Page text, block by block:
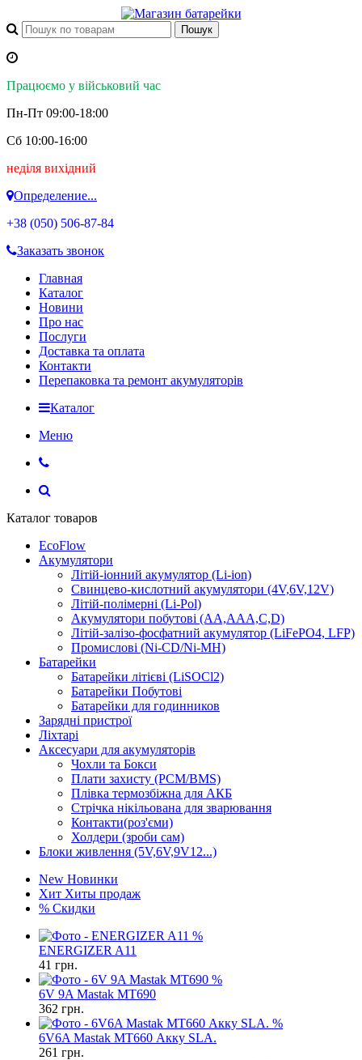
Працюємо у військовий час
Пн-Пт 09:00-18:00
Сб 10:00-16:00
неділя вихідний
Определение...
+38 (050) 506-87-84
Заказать звонок
Главная
Каталог
Новини
Про нас
Послуги
Доставка та оплата
Контакти
Перепаковка та ремонт акумуляторів
Каталог
Меню
Каталог товаров
EcoFlow
Акумулятори
Літій-іонний акумулятор (Li-ion)
Свинцево-кислотний акумулятори (4V,6V,12V)
Літій-полімерні (Li-Pol)
Акумулятори побутові (AA,AAA,C,D)
Літій-залізо-фосфатний акумулятор (LiFePO4, LFP)
Промислові (Ni-CD/Ni-MH)
Батарейки
Батарейки літієві (LiSOCl2)
Батарейки Побутові
Батарейки для годинников
Зарядні пристрої
Ліхтарі
Аксесуари для акумуляторів
Чохли та Бокси
Плати захисту (PCM/BMS)
Плівка термозбіжна для АКБ
Стрічка нікільована для зварювання
Контакти(роз'єми)
Холдери (зроби сам)
Блоки живлення (5V,6V,9V12...)
New Новинки
Хит Хиты продаж
% Скидки
%
ENERGIZER A11
41 грн.
%
6V 9A Mastak MT690
362 грн.
%
6V6A Mastak MT660 Акку SLA.
261 грн.